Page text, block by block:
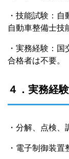
・技能試験：
自動車整備士技
・実務経験：
合格者は不要。
４．実務経
・分解、点検、
・電子制御装置